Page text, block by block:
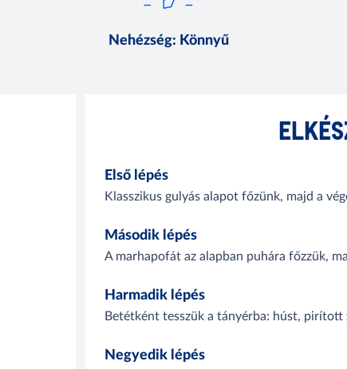
Nehézség: Könnyű
Első lépés
Klasszikus gulyás alapot főzünk, majd a
Második lépés
A marhapofát az alapban puhára főzzük,
Harmadik lépés
Betétként tesszük a tányérba: húst,
Negyedik lépés